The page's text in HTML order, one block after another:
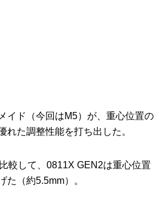
イド（今回はM5）が、重心位置の
れた調整性能を打ち出した。
較して、0811X GEN2は重心位置
た（約5.5mm）。